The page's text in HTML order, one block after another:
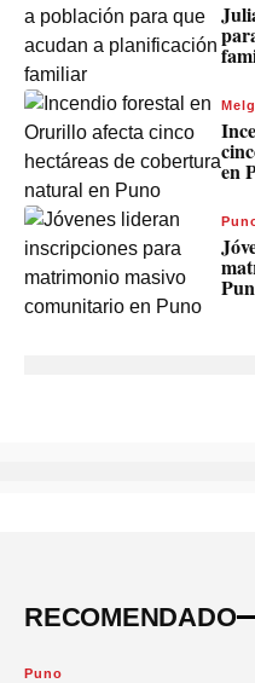
en
RECOMENDADO
Puno